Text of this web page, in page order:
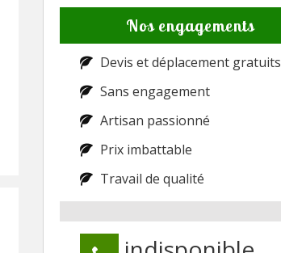
Nos engagements
Devis et déplacement gratuits
Sans engagement
Artisan passionné
Prix imbattable
Travail de qualité